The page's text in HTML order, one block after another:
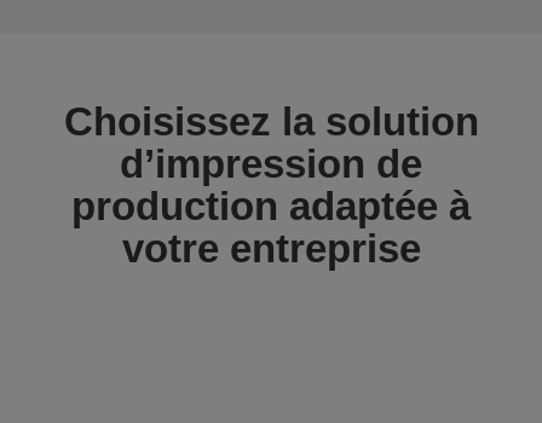
Choisissez la solution
d’impression de
production adaptée à
votre entreprise